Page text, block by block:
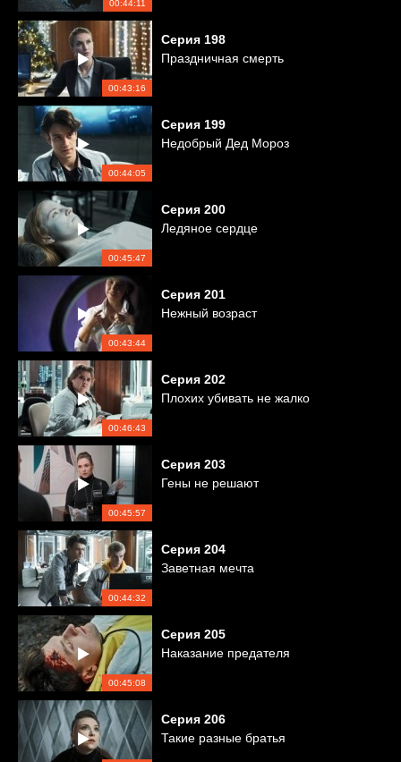
00:44:11
00:43:16
Серия 198
Праздничная смерть
00:44:05
Серия 199
Недобрый Дед Мороз
00:45:47
Серия 200
Ледяное сердце
00:43:44
Серия 201
Нежный возраст
00:46:43
Серия 202
Плохих убивать не жалко
00:45:57
Серия 203
Гены не решают
00:44:32
Серия 204
Заветная мечта
00:45:08
Серия 205
Наказание предателя
Серия 206
Такие разные братья